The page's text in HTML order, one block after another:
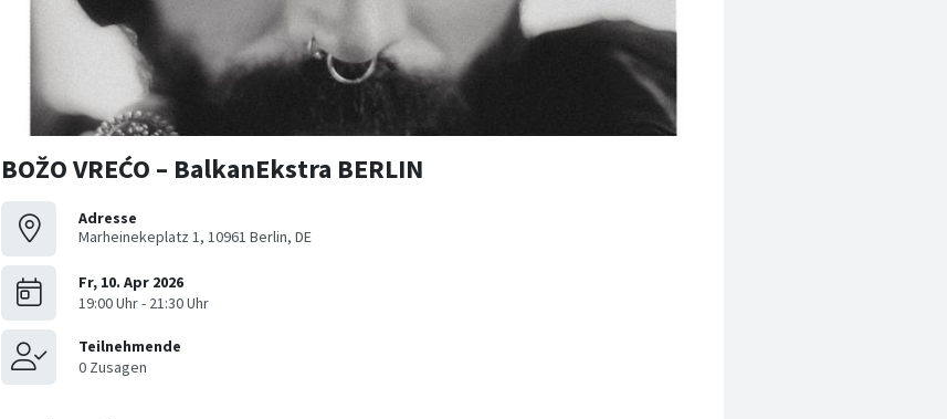
BOŽO VREĆO – BalkanEkstra BERLIN
Adresse
Marheinekeplatz 1, 10961 Berlin, DE